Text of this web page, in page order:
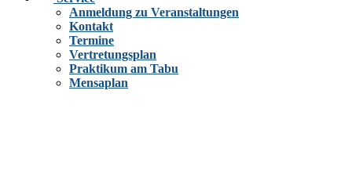
Anmeldung zu Veranstaltungen
Kontakt
Termine
Vertretungsplan
Praktikum am Tabu
Mensaplan